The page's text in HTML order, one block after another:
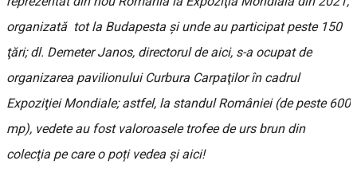
organizată tot la Budapesta şi unde au participat peste 150
ţări; dl. Demeter Janos, directorul de aici, s-a ocupat de
organizarea pavilionului Curbura Carpaţilor în cadrul
Expoziţiei Mondiale; astfel, la standul României (de peste 600
mp), vedete au fost valoroasele trofee de urs brun din
colecţia pe care o poți vedea și aici!